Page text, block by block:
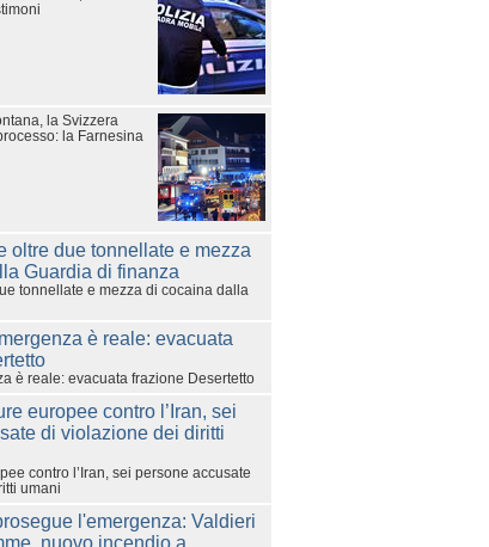
la Svizzera
la Farnesina
tonnellate e mezza di cocaina dalla
è reale: evacuata frazione Desertetto
contro l’Iran, sei persone accusate
umani